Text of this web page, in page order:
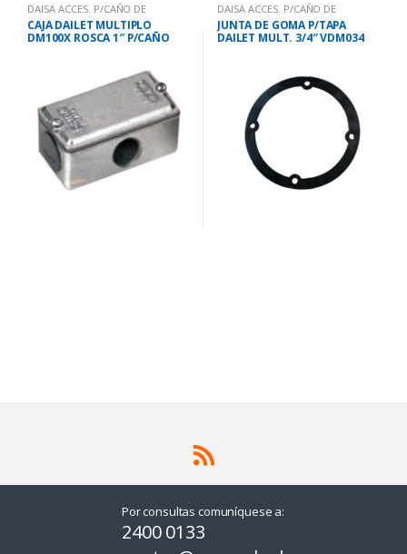
DAISA ACCES. P/CAÑO DE
HO.GALV
CAJA DAILET MULTIPLO
DM100X ROSCA 1″ P/CAÑO
DAISA ACCES. P/CAÑO DE
HO.GALV
JUNTA DE GOMA P/TAPA
DAILET MULT. 3/4″ VDM034
Por consultas comuníquese a:
2400 0133